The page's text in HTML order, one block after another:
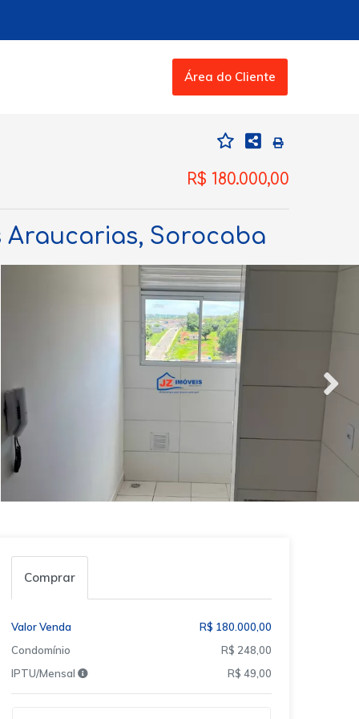
Área do Cliente
R$ 180.000,00
Araucarias, Sorocaba
Comprar
Valor Venda
R$ 180.000,00
Condomínio
R$ 248,00
IPTU/Mensal
R$ 49,00